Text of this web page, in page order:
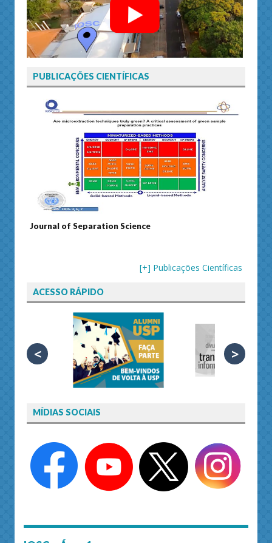
PUBLICAÇÕES CIENTÍFICAS
Journal of Separation Science
[+] Publicações Científicas
ACESSO RÁPIDO
< >
MÍDIAS SOCIAIS